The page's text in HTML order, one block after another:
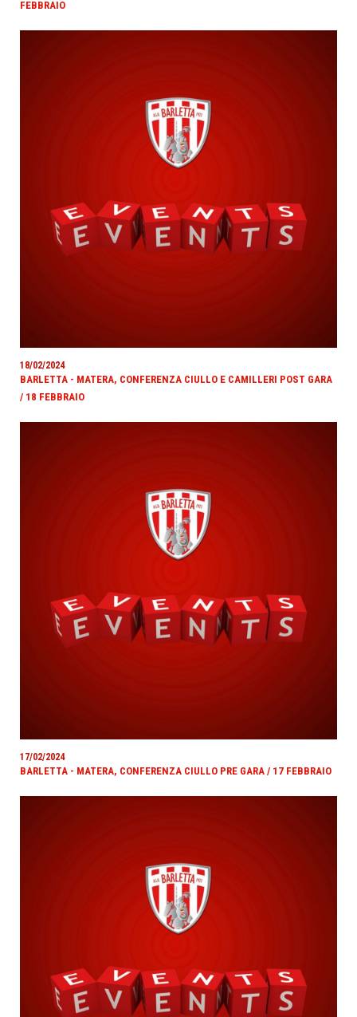
FEBBRAIO
18/02/2024
BARLETTA - MATERA, CONFERENZA CIULLO E CAMILLERI POST GARA
/ 18 FEBBRAIO
17/02/2024
BARLETTA - MATERA, CONFERENZA CIULLO PRE GARA / 17 FEBBRAIO